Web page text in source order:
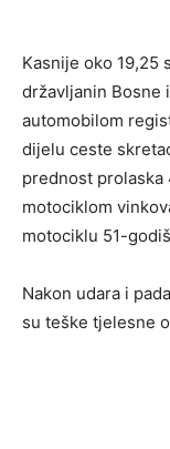
Kasnije oko 19,25
državljanin Bosne
automobilom
dijelu ceste
prednost
motociklom
motociklu 51-
Nakon udara i
su teške tjelesne